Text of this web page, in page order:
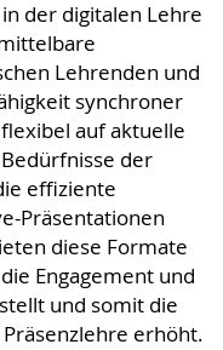
der digitalen Lehre
Lehrenden und
synchroner
auf aktuelle
der
effiziente
Präsentationen
diese Formate
Engagement und
und somit die
erhöht.